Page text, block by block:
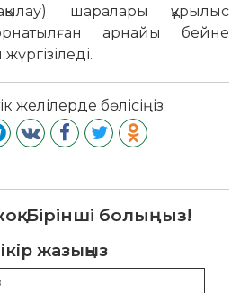
шаралары құрылыс
арнайы бейне
желілерде бөлісіңіз:
Бірінші болыңыз!
жазыңыз